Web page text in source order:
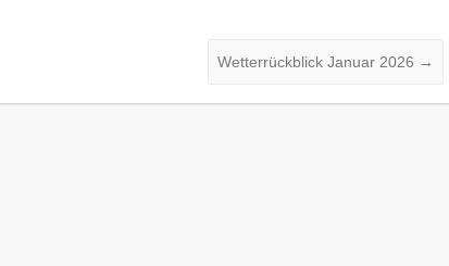
Wetterrückblick Januar 2026 →